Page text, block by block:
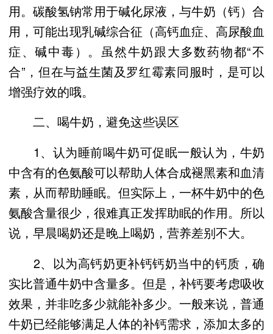
用。碳酸氢钠常用于碱化尿液，与牛奶（钙）合
用，可能出现乳碱综合征（高钙血症、高尿酸血
症、碱中毒）。虽然牛奶跟大多数药物都“不
合”，但在与益生菌及罗红霉素同服时，是可以
增强疗效的哦。
二、喝牛奶，避免这些误区
1、认为睡前喝牛奶可促眠一般认为，牛奶
中含有的色氨酸可以帮助人体合成褪黑素和血清
素，从而帮助睡眠。但实际上，一杯牛奶中的色
氨酸含量很少，很难真正发挥助眠的作用。所以
说，早晨喝奶还是晚上喝奶，营养差别不大。
2、以为高钙奶更补钙钙奶当中的钙质，确
实比普通牛奶中含量多。但是，补钙要考虑吸收
效果，并非吃多少就能补多少。一般来说，普通
牛奶已经能够满足人体的补钙需求，添加太多的